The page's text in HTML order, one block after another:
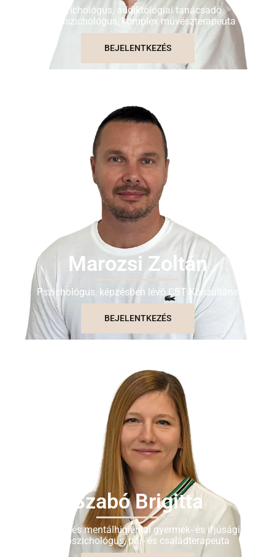
Pszichológus, addiktológiai tanácsadó
szakpszichológus, komplex művészterapeuta
BEJELENTKEZÉS
Marozsi Zoltán
Pszichológus, képzésben lévő CBT Konzultáns
BEJELENTKEZÉS
Szabó Brigitta
Klinikai- és mentálhigiéniai gyermek- és ifjúsági
szakpszichológus, pár- és családterapeuta